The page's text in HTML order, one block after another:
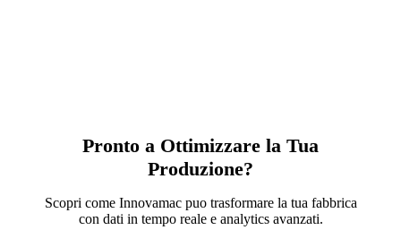
Pronto a Ottimizzare la Tua
Produzione?
Scopri come Innovamac puo trasformare la tua fabbrica
con dati in tempo reale e analytics avanzati.